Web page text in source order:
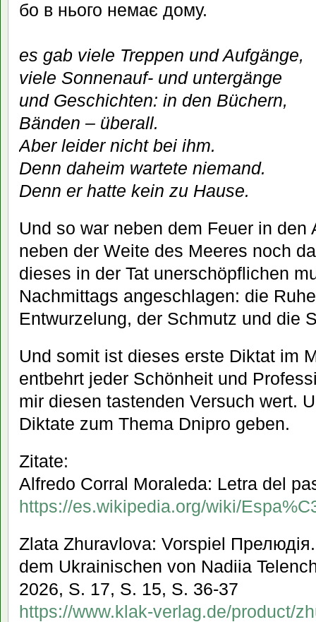
бо в нього немає дому.
es gab viele Treppen und Aufgänge,
viele Sonnenauf- und untergänge
und Geschichten: in den Büchern,
Bänden – überall.
Aber leider nicht bei ihm.
Denn daheim wartete niemand.
Denn er hatte kein zu Hause.
Und so war neben dem Feuer in den
neben der Weite des Meeres noch
dieses in der Tat unerschöpflichen
Nachmittags angeschlagen: die
Entwurzelung, der Schmutz und die
Und somit ist dieses erste Diktat im
entbehrt jeder Schönheit und
mir diesen tastenden Versuch wert.
Diktate zum Thema Dnipro geben.
Zitate:
Alfredo Corral Moraleda: Letra del
https://es.wikipedia.org/wiki/
Zlata Zhuravlova: Vorspiel
dem Ukrainischen von Nadiia
2026, S. 17, S. 15, S. 36-37
https://www.klak-verlag.de/product/